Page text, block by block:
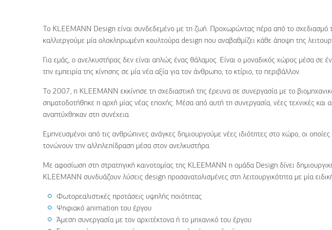
Το KLEEMANN Design είναι συνδεδεμένο με τη ζωή. Προχωρώντας πέρα από το σχεδιασμό
καλλιεργούμε μία ολοκληρωμένη κουλτούρα design που αναβαθμίζει κάθε άποψη της
Για εμάς, ο ανελκυστήρας δεν είναι απλώς ένας θάλαμος. Είναι ο μοναδικός χώρος μέσα σε
την εμπειρία της κίνησης σε μία νέα αξία για τον άνθρωπο, το κτίριο, το περιβάλλον.
Το 2007, η KLEEMANN εκκίνησε τη σχεδιαστική της έρευνα σε συνεργασία με το
σηματοδοτήθηκε η αρχή μίας νέας εποχής. Μέσα από αυτή τη συνεργασία, νέες τεχνικές και
αναπτύχθηκαν στη συνέχεια.
Εμπνευσμένοι από τις ανθρώπινες ανάγκες δημιουργούμε νέες ιδιότητες στο χώρο, οι
τονώνουν την αλληλεπίδραση μέσα στον ανελκυστήρα.
Με αφοσίωση στη στρατηγική καινοτομίας της KLEEMANN η ομάδα Design δίνει
KLEEMANN συνδυάζουν λύσεις design προσανατολισμένες στη λειτουργικότητα με μία
Φωτορεαλιστικές προτάσεις υψηλής ποιότητας
Ψηφιακό animation του έργου
Άμεση συνεργασία με τον αρχιτέκτονα ή το μηχανικό του έργου